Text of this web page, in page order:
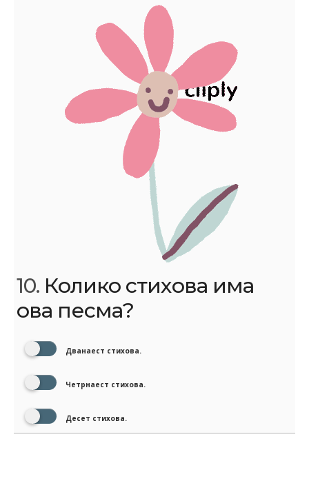
10. Колико стихова има
ова песма?
Дванаест стихова.
Четрнаест стихова.
Десет стихова.